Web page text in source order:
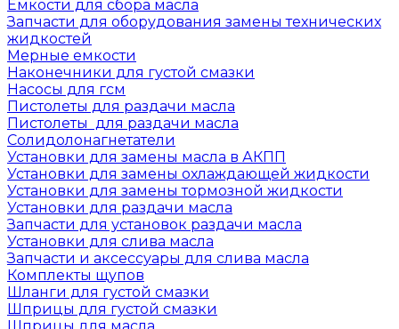
Емкости для сбора масла
Запчасти для оборудования замены технических
жидкостей
Мерные емкости
Наконечники для густой смазки
Насосы для гсм
Пистолеты для раздачи масла
Пистолеты для раздачи масла
Солидолонагнетатели
Установки для замены масла в АКПП
Установки для замены охлаждающей жидкости
Установки для замены тормозной жидкости
Установки для раздачи масла
Запчасти для установок раздачи масла
Установки для слива масла
Запчасти и аксессуары для слива масла
Комплекты щупов
Шланги для густой смазки
Шприцы для густой смазки